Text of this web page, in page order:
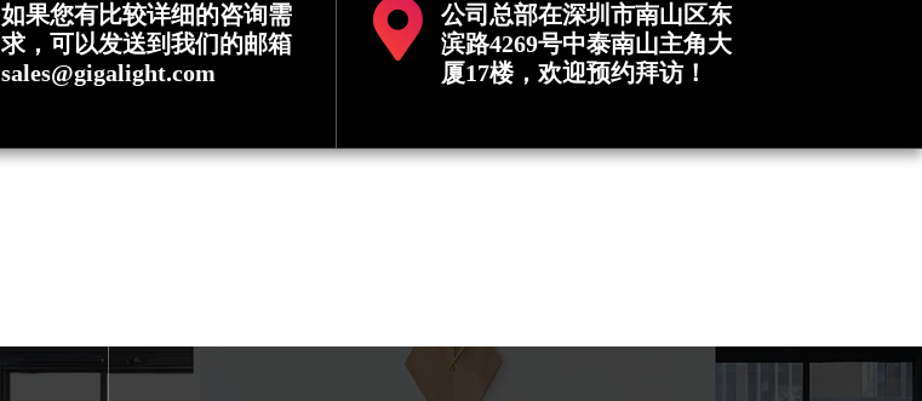
如果您有比较详细的咨询需
求，可以发送到我们的邮箱
sales@gigalight.com
公司总部在深圳市南山区东
滨路4269号中泰南山主角大
厦17楼，欢迎预约拜访！